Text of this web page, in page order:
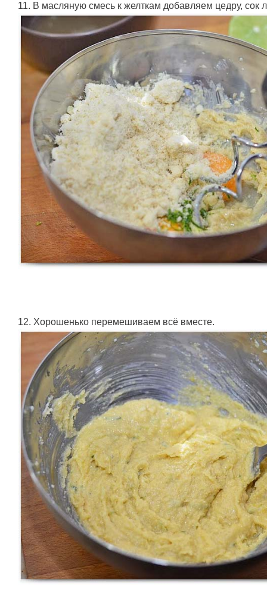
11. В масляную смесь к желткам добавляем цедру,
12. Хорошенько перемешиваем всё вместе.